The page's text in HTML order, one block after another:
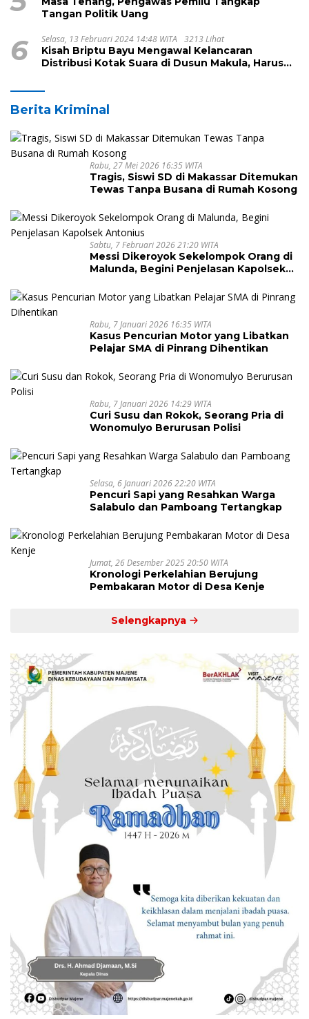
Tangan Politik Uang
6 Selasa, 13 Februari 2024 14:48 WITA 3213 Lihat
Kisah Briptu Bayu Mengawal Kelancaran
Distribusi Kotak Suara di Dusun Makula, Harus
Berita Kriminal
Rabu, 27 Mei 2026 16:35 WITA
Tragis, Siswi SD di Makassar Ditemukan
Tewas Tanpa Busana di Rumah Kosong
Sabtu, 7 Februari 2026 21:20 WITA
Messi Dikeroyok Sekelompok Orang di
Malunda, Begini Penjelasan Kapolsek
Rabu, 7 Januari 2026 16:35 WITA
Kasus Pencurian Motor yang Libatkan
Pelajar SMA di Pinrang Dihentikan
Rabu, 7 Januari 2026 14:29 WITA
Curi Susu dan Rokok, Seorang Pria di
Wonomulyo Berurusan Polisi
Selasa, 6 Januari 2026 22:20 WITA
Pencuri Sapi yang Resahkan Warga
Salabulo dan Pamboang Tertangkap
Jumat, 26 Desember 2025 20:50 WITA
Kronologi Perkelahian Berujung
Pembakaran Motor di Desa Kenje
Selengkapnya